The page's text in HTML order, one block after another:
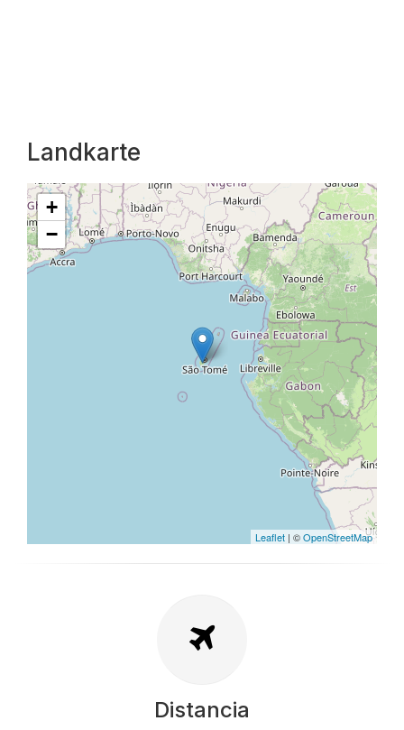
Landkarte
+
−
Leaflet | ©OpenStreetMap
Distancia